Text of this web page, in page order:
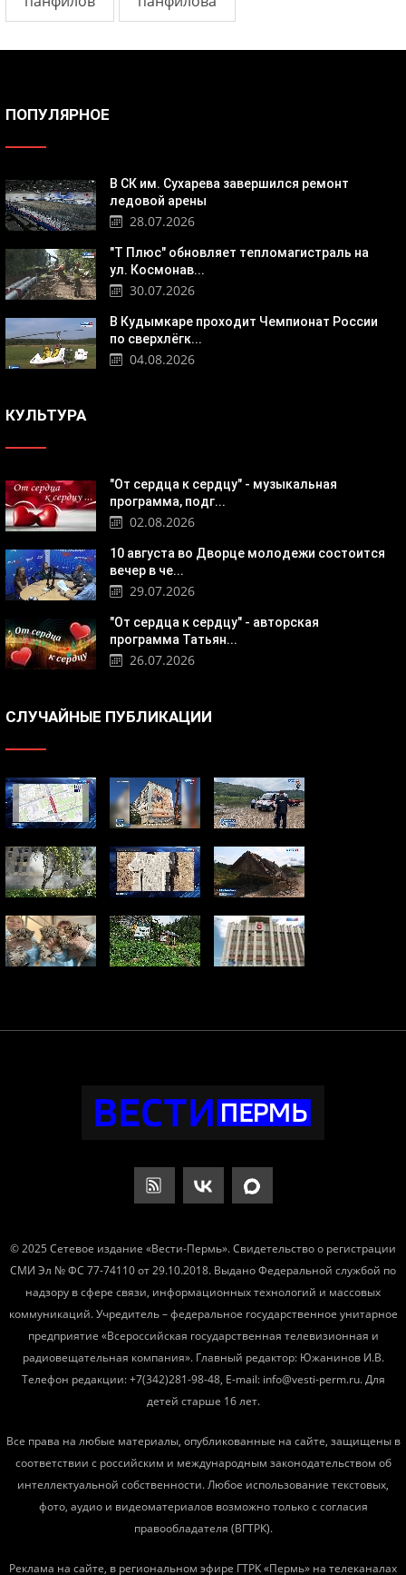
ПОПУЛЯРНОЕ
В СК им. Сухарева завершился ремонт
ледовой арены
28.07.2026
"Т Плюс" обновляет тепломагистраль на
ул. Космонав...
30.07.2026
В Кудымкаре проходит Чемпионат России
по сверхлёгк...
04.08.2026
КУЛЬТУРА
"От сердца к сердцу" - музыкальная
программа, подг...
02.08.2026
10 августа во Дворце молодежи состоится
вечер в че...
29.07.2026
"От сердца к сердцу" - авторская
программа Татьян...
26.07.2026
СЛУЧАЙНЫЕ ПУБЛИКАЦИИ
© 2025 Сетевое издание «Вести-Пермь». Свидетельство о регистрации
СМИ Эл № ФС 77-74110 от 29.10.2018. Выдано Федеральной службой по
надзору в сфере связи, информационных технологий и массовых
коммуникаций. Учредитель – федеральное государственное унитарное
предприятие «Всероссийская государственная телевизионная и
радиовещательная компания». Главный редактор: Южанинов И.В.
Телефон редакции: +7(342)281-98-48, E-mail: info@vesti-perm.ru. Для
детей старше 16 лет.
Все права на любые материалы, опубликованные на сайте, защищены в
соответствии с российским и международным законодательством об
интеллектуальной собственности. Любое использование текстовых,
фото, аудио и видеоматериалов возможно только с согласия
правообладателя (ВГТРК).
Реклама на сайте, в региональном эфире ГТРК «Пермь» на телеканалах